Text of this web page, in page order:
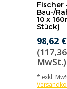
Fischer
Bau-/
10 x
Stück)
98,62
MwSt.)
* exkl.